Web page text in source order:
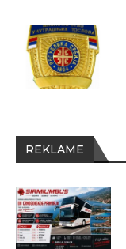
REKLAME